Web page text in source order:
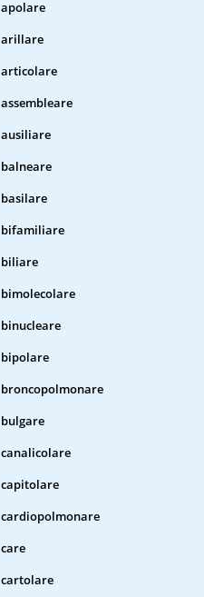
apolare
arillare
articolare
assembleare
ausiliare
balneare
basilare
bifamiliare
biliare
bimolecolare
binucleare
bipolare
broncopolmonare
bulgare
canalicolare
capitolare
cardiopolmonare
care
cartolare